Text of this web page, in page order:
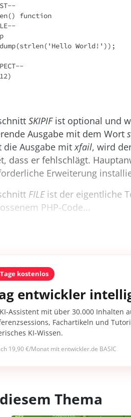
function
World!'));
SKIPIFist optional und
Ausgabe mit dem Wort
die Ausgabe mitxfail, wird
dass er fehlschlägt.
Erweiterung
FILEist der eigentliche
PHP-Code...
kostenlos
entwickler
Assistent mit über 30.000 Inhalten
Fachartikeln und
KI-Wissen.
19,90 €/Monat mit entwickler.de BASIC
Thema